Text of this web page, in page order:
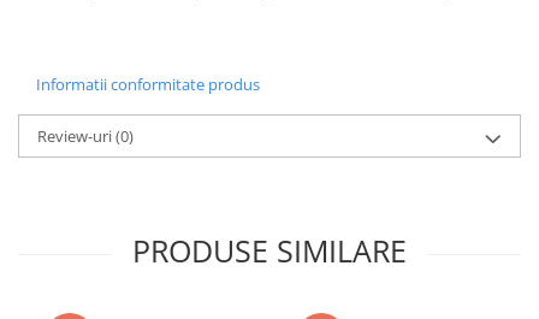
Informatii conformitate produs
Review-uri(0)
PRODUSE SIMILARE